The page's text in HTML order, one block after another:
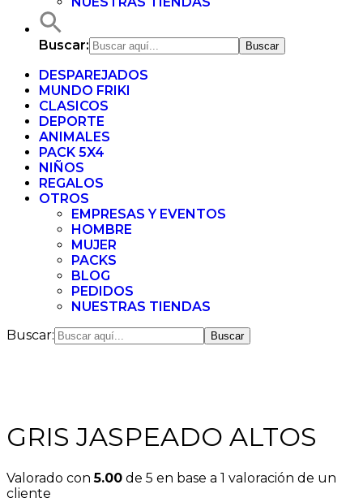
Buscar:
DESPAREJADOS
MUNDO FRIKI
CLASICOS
DEPORTE
ANIMALES
PACK 5X4
NIÑOS
REGALOS
OTROS
EMPRESAS Y EVENTOS
HOMBRE
MUJER
PACKS
BLOG
PEDIDOS
NUESTRAS TIENDAS
Buscar:
GRIS JASPEADO ALTOS
Valorado con5.00 de 5 en base a 1 valoración de un
cliente